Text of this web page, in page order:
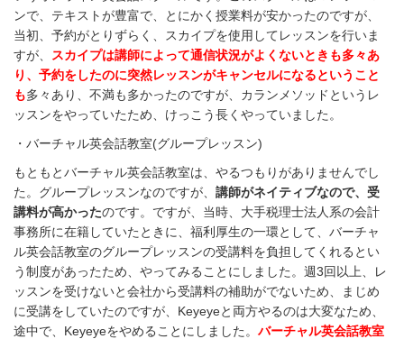
ンで、テキストが豊富で、とにかく授業料が安かったのですが、
当初、予約がとりずらく、スカイプを使用してレッスンを行いま
すが、
スカイプは講師によって通信状況がよくないときも多々あ
り、予約をしたのに突然レッスンがキャンセルになるということ
も多々あり、不満も多かったのですが、カランメソッドというレ
ッスンをやっていたため、けっこう長くやっていました。
・バーチャル英会話教室(グループレッスン)
もともとバーチャル英会話教室は、やるつもりがありませんでし
た。グループレッスンなのですが、 講師がネイティブなので、受
講料が高かったのです。ですが、当時、大手税理士法人系の会計
事務所に在籍していたときに、福利厚生の一環として、バーチャ
ル英会話教室のグループレッスンの受講料を負担してくれるとい
う制度があったため、やってみることにしました。週3回以上、レ
ッスンを受けないと会社から受講料の補助がでないため、まじめ
に受講をしていたのですが、Keyeyeと両方やるのは大変なため、
途中で、Keyeyeをやめることにしました。 バーチャル英会話教室